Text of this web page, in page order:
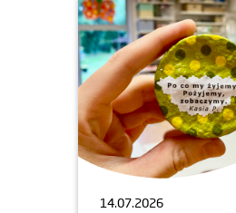
14.07.2026